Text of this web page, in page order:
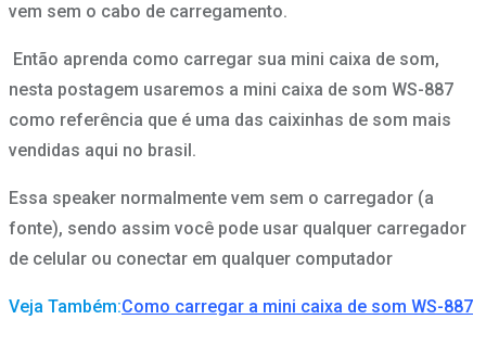
vem sem o cabo de carregamento.
Então aprenda como carregar sua mini caixa de som,
nesta postagem usaremos a mini caixa de som WS-887
como referência que é uma das caixinhas de som mais
vendidas aqui no brasil.
Essa speaker normalmente vem sem o carregador (a
fonte), sendo assim você pode usar qualquer carregador
de celular ou conectar em qualquer computador
Veja Também:Como carregar a mini caixa de som WS-887